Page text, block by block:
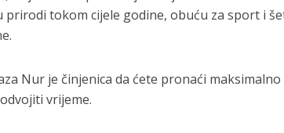
tokom cijele godine, obuću za sport i
Nur je činjenica da ćete pronaći maksimalno
vrijeme.